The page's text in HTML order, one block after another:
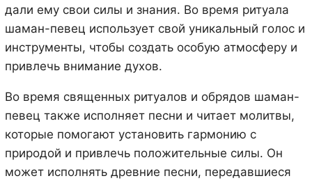
дали ему свои силы и знания. Во время ритуала
шаман-певец использует свой уникальный голос и
инструменты, чтобы создать особую атмосферу и
привлечь внимание духов.
Во время священных ритуалов и обрядов шаман-
певец также исполняет песни и читает молитвы,
которые помогают установить гармонию с
природой и привлечь положительные силы. Он
может исполнять древние песни, передавшиеся